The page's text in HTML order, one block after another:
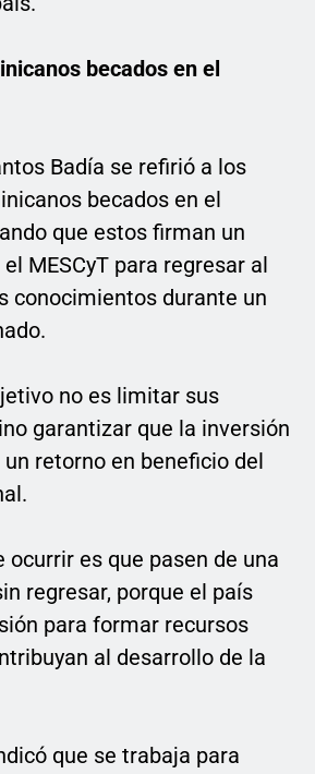
becados en el
Badía se refirió a los
becados en el
que estos firman un
MESCyT para regresar al
conocimientos durante un
no es limitar sus
garantizar que la inversión
retorno en beneficio del
ocurrir es que pasen de una
regresar, porque el país
para formar recursos
al desarrollo de la
que se trabaja para